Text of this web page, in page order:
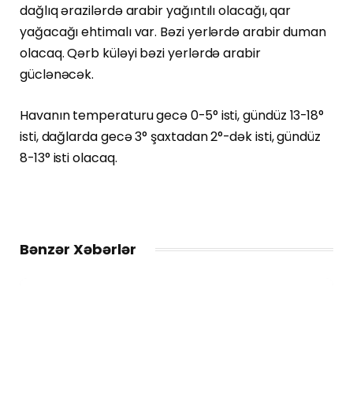
dağlıq ərazilərdə arabir yağıntılı olacağı, qar
yağacağı ehtimalı var. Bəzi yerlərdə arabir duman
olacaq. Qərb küləyi bəzi yerlərdə arabir
güclənəcək.
Havanın temperaturu gecə 0-5° isti, gündüz 13-18°
isti, dağlarda gecə 3° şaxtadan 2°-dək isti, gündüz
8-13° isti olacaq.
Bənzər Xəbərlər